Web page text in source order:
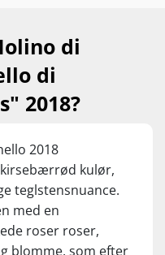
problemer leve op
skriger
for at opleve en
om en håndfuld
di
di
2018?
2018
kulør,
teglstensnuance.
med en
roser roser,
blomme, som efter